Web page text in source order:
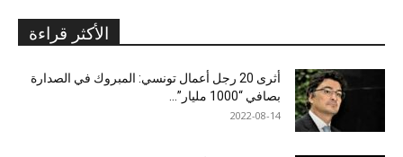
الأكثر قراءة
أثرى 20 رجل أعمال تونسي: المبروك في الصدارة
بصافي “1000 مليار”...
2022-08-14